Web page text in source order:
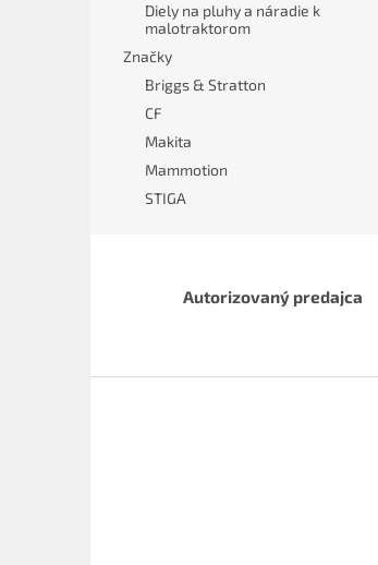
Diely na pluhy a náradie k
malotraktorom
Značky
Briggs & Stratton
CF
Makita
Mammotion
STIGA
Autorizovaný predajca